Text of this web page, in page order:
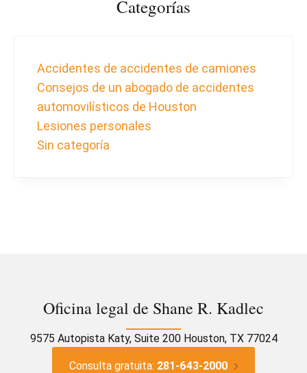
Categorías
Accidentes de accidentes de camiones
Consejos de un abogado de accidentes
automovilísticos de Houston
Lesiones personales
Sin categoría
Oficina legal de Shane R. Kadlec
9575 Autopista Katy, Suite 200 Houston, TX 77024
Consulta gratuita: 281-643-2000